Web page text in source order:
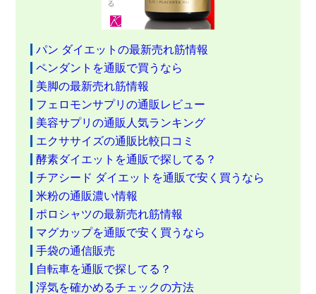
パン ダイエットの最新売れ筋情報
ペンダントを通販で買うなら
美脚の最新売れ筋情報
フェロモンサプリの通販レビュー
美容サプリの通販人気ランキング
エクササイズの通販比較口コミ
酵素ダイエットを通販で探してる？
チアシード ダイエットを通販で安く買うなら
米粉の通販濃い情報
ポロシャツの最新売れ筋情報
マグカップを通販で安く買うなら
手袋の通信販売
自転車を通販で探してる？
浮気を確かめるチェックの方法